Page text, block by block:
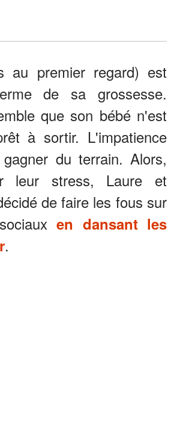
au premier regard) est
de sa grossesse.
que son bébé n'est
à sortir. L'impatience
du terrain. Alors,
leur stress, Laure et
de faire les fous sur
en dansant les
.